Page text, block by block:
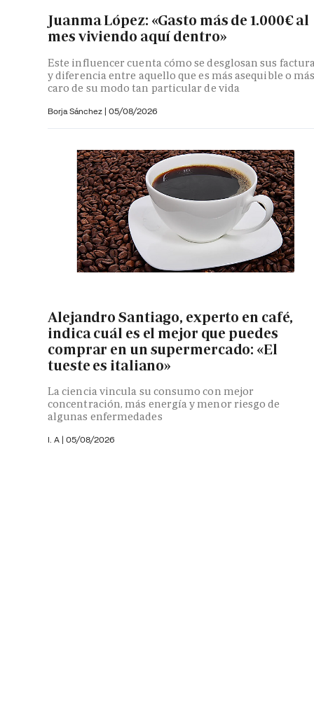
Juanma López: «Gasto más de 1.000€ al
mes viviendo aquí dentro»
Este influencer cuenta cómo se desglosan sus
y diferencia entre aquello que es más asequible o
caro de su modo tan particular de vida
Borja Sánchez | 05/08/2026
Alejandro Santiago, experto en café,
indica cuál es el mejor que puedes
comprar en un supermercado: «El
tueste es italiano»
La ciencia vincula su consumo con mejor
concentración, más energía y menor riesgo de
algunas enfermedades
I. A | 05/08/2026